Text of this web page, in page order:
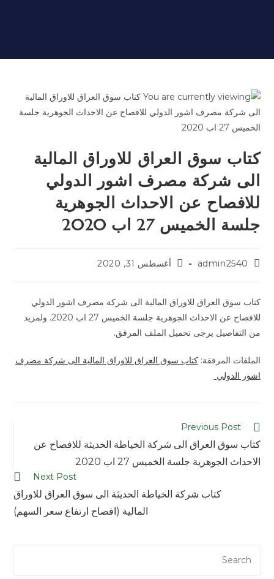
كتاب سوق العراق للاوراق المالية
الى شركة مصرف اشور الدولي
للافصاح عن الاحداث الجوهرية
جلسة الخميس 27 اب 2020
Post
admin2540
Postأغسطس 31, 2020
كتاب سوق العراق للاوراق المالية الى شركة مصرف اشور الدولي
للافصاح عن الاحداث الجوهرية جلسة الخميس 27 اب 2020. ولمزيد
من التفاصيل يرجى تحميل الملف المرفق.
الملفات المرفقة:كتاب سوق العراق للاوراق المالية الى شركة مصرف
اشور الدولي
Read
more
articles
Previous Post
كتاب سوق العراق الى شركة الخياطة الحديثة للافصاح عن
الاحداث الجوهرية جلسة الخميس 27 اب 2020
Next Post
كتاب شركة الخياطة الحديثة الى سوق العراق للاوراق
المالية (افصاح ارتفاع سعر السهم)